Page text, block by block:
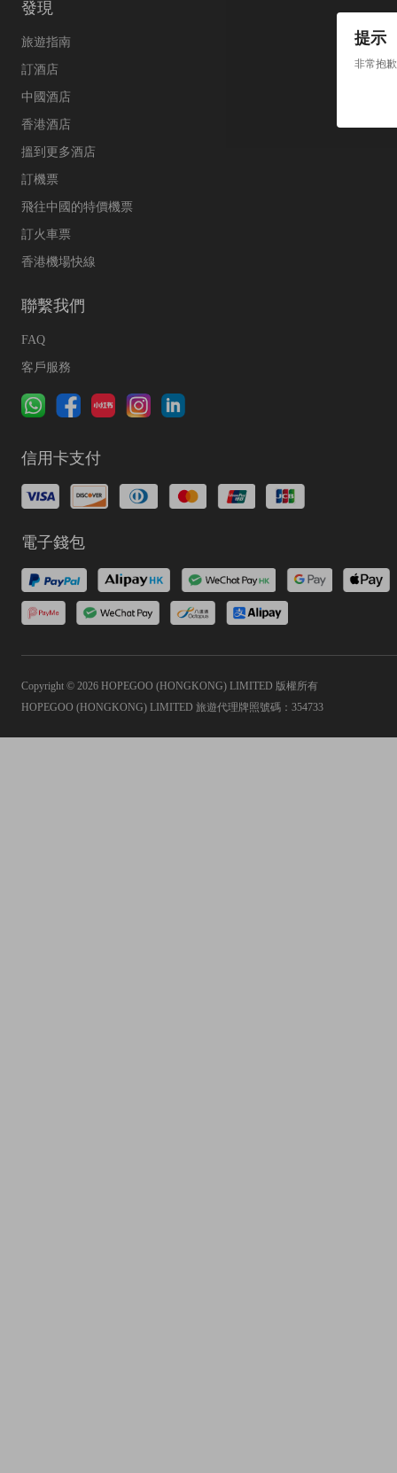
提示
非常抱
發現
旅遊指南
訂酒店
中國酒店
香港酒店
搵到更多酒店
訂機票
飛往中國的特價機票
訂火車票
香港機場快線
聯繫我們
FAQ
客戶服務
信用卡支付
電子錢包
Copyright © 2026 HOPEGOO (HONGKONG) LIMITED 版權所有
HOPEGOO (HONGKONG) LIMITED 旅遊代理牌照號碼：354733